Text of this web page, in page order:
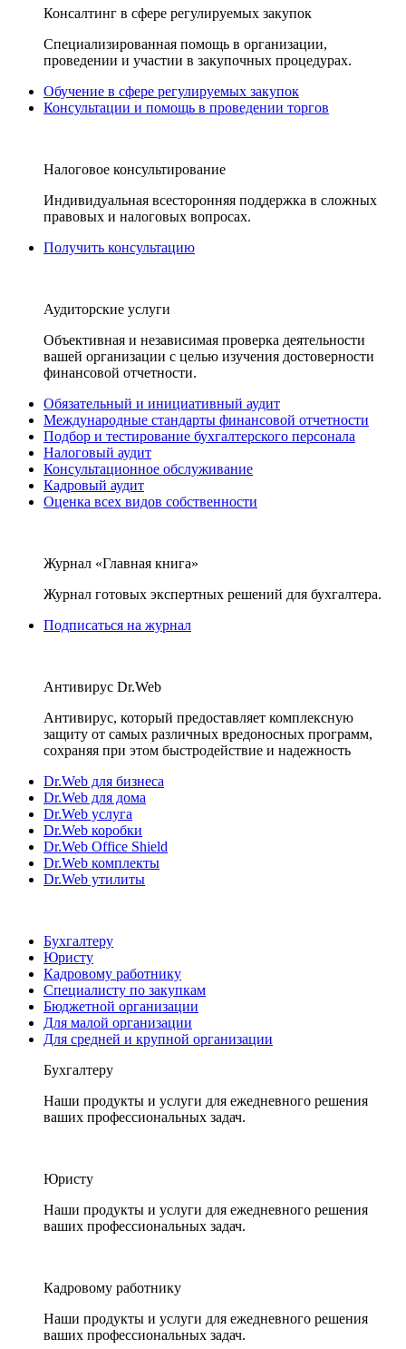
Консалтинг в сфере регулируемых закупок
Специализированная помощь в организации,
проведении и участии в закупочных процедурах.
Обучение в сфере регулируемых закупок
Консультации и помощь в проведении торгов
Налоговое консультирование
Индивидуальная всесторонняя поддержка в сложных
правовых и налоговых вопросах.
Получить консультацию
Аудиторские услуги
Объективная и независимая проверка деятельности
вашей организации с целью изучения достоверности
финансовой отчетности.
Обязательный и инициативный аудит
Международные стандарты финансовой отчетности
Подбор и тестирование бухгалтерского персонала
Налоговый аудит
Консультационное обслуживание
Кадровый аудит
Оценка всех видов собственности
Журнал «Главная книга»
Журнал готовых экспертных решений для бухгалтера.
Подписаться на журнал
Антивирус Dr.Web
Антивирус, который предоставляет комплексную
защиту от самых различных вредоносных программ,
сохраняя при этом быстродействие и надежность
Dr.Web для бизнеса
Dr.Web для дома
Dr.Web услуга
Dr.Web коробки
Dr.Web Office Shield
Dr.Web комплекты
Dr.Web утилиты
Бухгалтеру
Юристу
Кадровому работнику
Специалисту по закупкам
Бюджетной организации
Для малой организации
Для средней и крупной организации
Бухгалтеру
Наши продукты и услуги для ежедневного решения
ваших профессиональных задач.
Юристу
Наши продукты и услуги для ежедневного решения
ваших профессиональных задач.
Кадровому работнику
Наши продукты и услуги для ежедневного решения
ваших профессиональных задач.